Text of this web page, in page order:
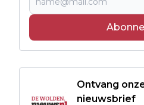
Ontvang
nieuwsbrief